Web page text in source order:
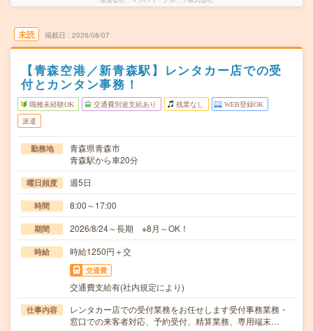
未読 掲載日 2026/08/07
【青森空港／新青森駅】レンタカー店での受
付とカンタン事務！
職種未経験OK 交通費別途支給あり 残業なし WEB登録OK
派遣
勤務地
青森県青森市
青森駅から車20分
曜日頻度 週5日
時間 8:00～17:00
期間 2026/8/24～長期 ※8月～OK！
時給 時給1250円＋交
交通費
交通費支給有(社内規定により)
仕事内容
レンタカー店での受付業務をお任せします受付事務業務・
窓口での来客者対応、予約受付、精算業務、専用端末…